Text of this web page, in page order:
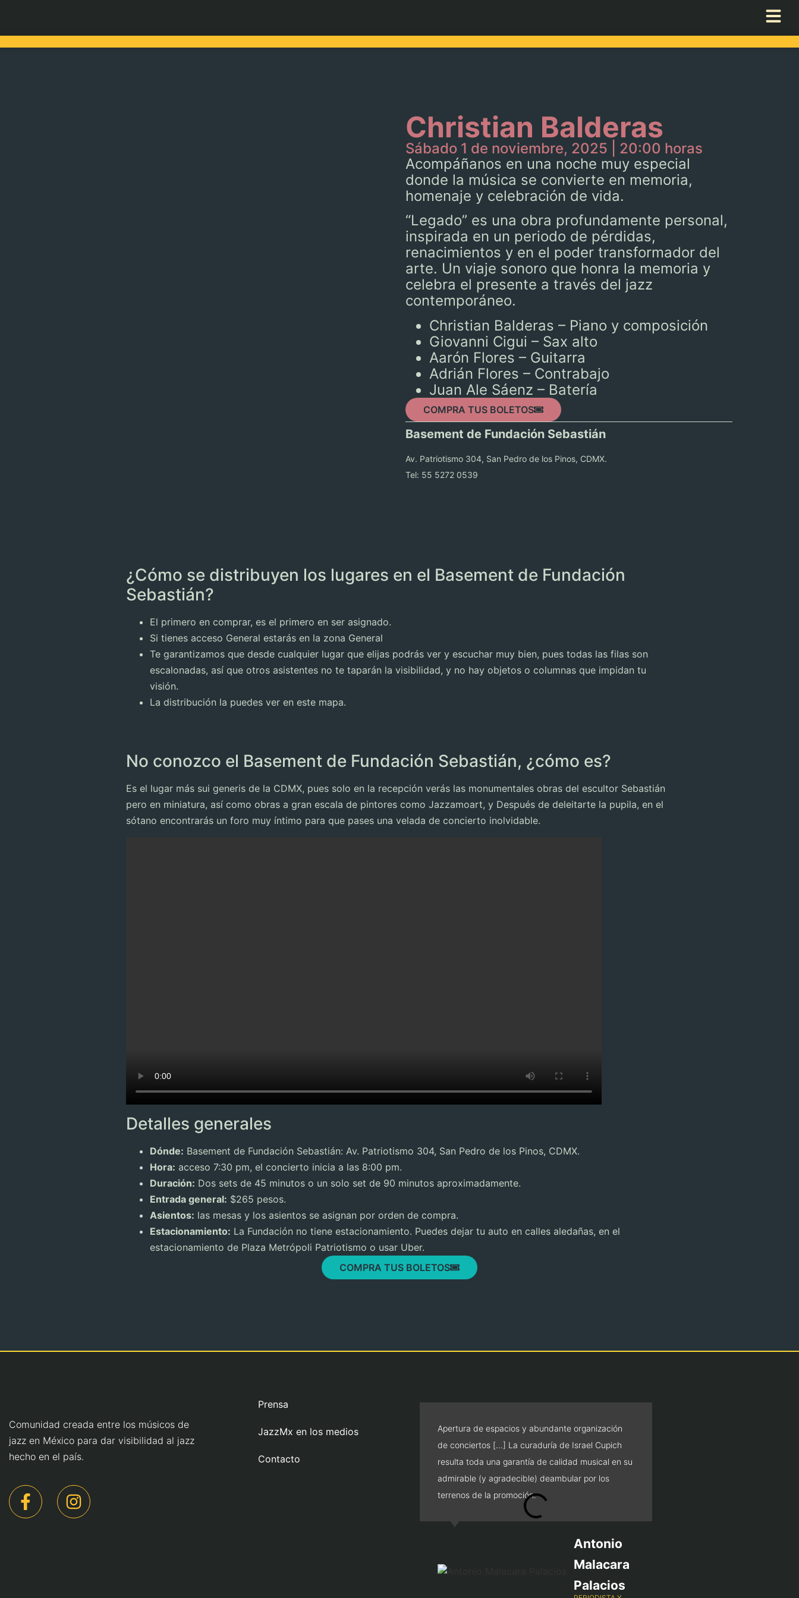
Christian Balderas
Sábado 1 de noviembre, 2025 | 20:00 horas
Acompáñanos en una noche muy especial
donde la música se convierte en memoria,
homenaje y celebración de vida.
“Legado” es una obra profundamente personal,
inspirada en un periodo de pérdidas,
renacimientos y en el poder transformador del
arte. Un viaje sonoro que honra la memoria y
celebra el presente a través del jazz
contemporáneo.
Christian Balderas – Piano y composición
Giovanni Cigui – Sax alto
Aarón Flores – Guitarra
Adrián Flores – Contrabajo
Juan Ale Sáenz – Batería
COMPRA TUS BOLETOS
Basement de Fundación Sebastián
Av. Patriotismo 304, San Pedro de los Pinos, CDMX.
Tel: 55 5272 0539
¿Cómo se distribuyen los lugares en el Basement de Fundación
Sebastián?
El primero en comprar, es el primero en ser asignado.
Si tienes acceso General estarás en la zona General
Te garantizamos que desde cualquier lugar que elijas podrás ver y escuchar muy bien, pues todas las filas son
escalonadas, así que otros asistentes no te taparán la visibilidad, y no hay objetos o columnas que impidan tu
visión.
La distribución la puedes ver en este mapa.
No conozco el Basement de Fundación Sebastián, ¿cómo es?
Es el lugar más sui generis de la CDMX, pues solo en la recepción verás las monumentales obras del escultor Sebastián
pero en miniatura, así como obras a gran escala de pintores como Jazzamoart, y Después de deleitarte la pupila, en el
sótano encontrarás un foro muy íntimo para que pases una velada de concierto inolvidable.
Detalles generales
Dónde: Basement de Fundación Sebastián: Av. Patriotismo 304, San Pedro de los Pinos, CDMX.
Hora: acceso 7:30 pm, el concierto inicia a las 8:00 pm.
Duración: Dos sets de 45 minutos o un solo set de 90 minutos aproximadamente.
Entrada general: $265 pesos.
Asientos: las mesas y los asientos se asignan por orden de compra.
Estacionamiento: La Fundación no tiene estacionamiento. Puedes dejar tu auto en calles aledañas, en el
estacionamiento de Plaza Metrópoli Patriotismo o usar Uber.
COMPRA TUS BOLETOS
Comunidad creada entre los músicos de
jazz en México para dar visibilidad al jazz
hecho en el país.
Prensa
JazzMx en los medios
Contacto
Apertura de espacios y abundante organización
de conciertos […] La curaduría de Israel Cupich
resulta toda una garantía de calidad musical en su
admirable (y agradecible) deambular por los
terrenos de la promoción.
Antonio
Malacara
Palacios